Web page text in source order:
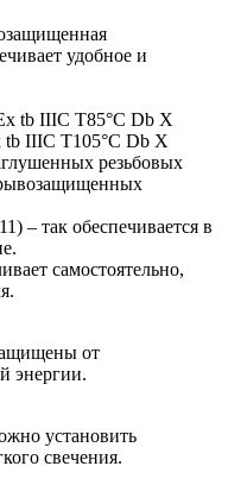
удобное и
tb IIIC T85°C Db X
IIIC T105°C Db X
резьбовых
– так обеспечивается в
самостоятельно,
от
энергии.
установить
свечения.